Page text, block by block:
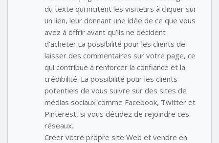
du texte qui incitent les visiteurs à cliquer sur
un lien, leur donnant une idée de ce que vous
avez à offrir avant qu’ils ne décident
d’acheter.La possibilité pour les clients de
laisser des commentaires sur votre page, ce
qui contribue à renforcer la confiance et la
crédibilité. La possibilité pour les clients
potentiels de vous suivre sur des sites de
médias sociaux comme Facebook, Twitter et
Pinterest, si vous décidez de rejoindre ces
réseaux.
Créer votre propre site Web et vendre en